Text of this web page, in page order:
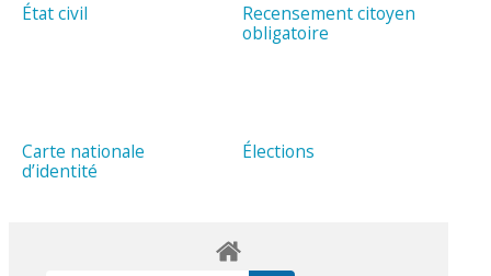
État civil
Recensement citoyen
obligatoire
Carte nationale
d’identité
Élections